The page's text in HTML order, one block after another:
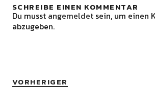
SCHREIBE EINEN KOMMENTAR
Du musst angemeldetsein, um einen
abzugeben.
VORHERIGER